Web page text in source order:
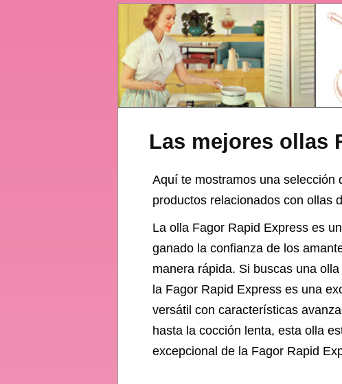
Las mejores ollas
Aquí te mostramos una selección
productos relacionados con ollas
La olla Fagor Rapid Express es
ganado la confianza de los
manera rápida. Si buscas una
la Fagor Rapid Express es una
versátil con características
hasta la cocción lenta, esta olla
excepcional de la Fagor Rapid